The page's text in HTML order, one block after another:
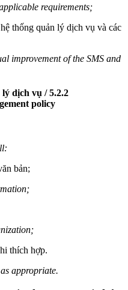
requirements;
thống quản lý dịch vụ và các
improvement of the SMS and
dịch vụ / 5.2.2
policy
bản;
thích hợp.
appropriate.